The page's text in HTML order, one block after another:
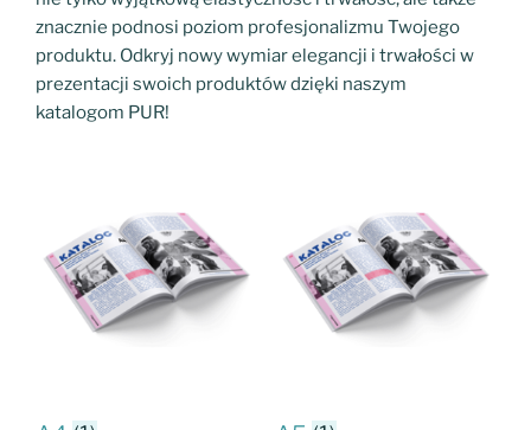
znacznie podnosi poziom profesjonalizmu Twojego
produktu. Odkryj nowy wymiar elegancji i trwałości w
prezentacji swoich produktów dzięki naszym
katalogom PUR!